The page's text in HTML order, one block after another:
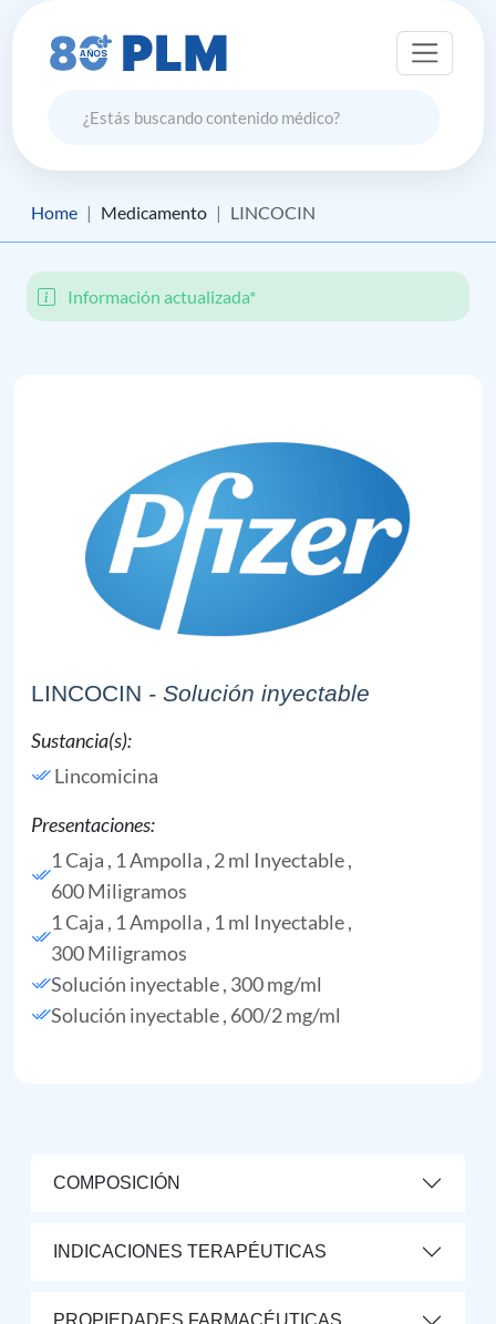
Home Medicamento LINCOCIN
Información actualizada*
LINCOCIN - Solución inyectable
Sustancia(s):
Lincomicina
Presentaciones:
1 Caja , 1 Ampolla , 2 ml Inyectable ,
600 Miligramos
1 Caja , 1 Ampolla , 1 ml Inyectable ,
300 Miligramos
Solución inyectable , 300 mg/ml
Solución inyectable , 600/2 mg/ml
COMPOSICIÓN
INDICACIONES TERAPÉUTICAS